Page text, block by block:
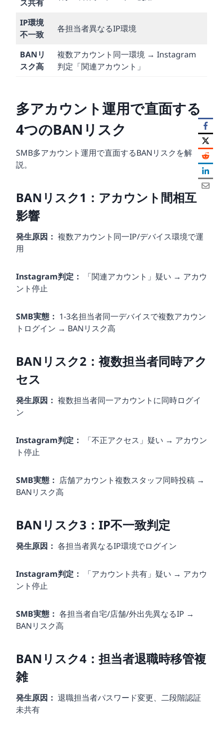
ス共有
IP環境
不一致
各担当者異なるIP環境
BANリ
スク高
複数アカウント同一環境 → Instagram
判定「関連アカウント」
多アカウント運用で直面する
4つのBANリスク
SMB多アカウント運用で直面するBANリスクを解
説。
BANリスク1：アカウント間相互
影響
発生原因： 複数アカウント同一IP/デバイス環境で運
用
Instagram判定：
「関連アカウント」疑い → アカウ
ント停止
SMB実態： 1-3名担当者同一デバイスで複数アカウン
トログイン → BANリスク高
BANリスク2：複数担当者同時アク
セス
発生原因： 複数担当者同一アカウントに同時ログイ
ン
Instagram判定：
「不正アクセス」疑い → アカウン
ト停止
SMB実態： 店舗アカウント複数スタッフ同時投稿 →
BANリスク高
BANリスク3：IP不一致判定
発生原因： 各担当者異なるIP環境でログイン
Instagram判定：
「アカウント共有」疑い → アカウ
ント停止
SMB実態： 各担当者自宅/店舗/外出先異なるIP →
BANリスク高
BANリスク4：担当者退職時移管複
雑
発生原因： 退職担当者パスワード変更、二段階認証
未共有